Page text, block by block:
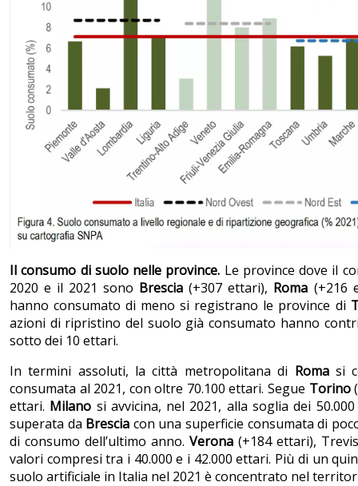
Il consumo di suolo nelle province. Le province dove il
2020 e il 2021 sono Brescia(+307 ettari), Roma (+216
hanno consumato di meno si registrano le province di
azioni di ripristino del suolo già consumato hanno
sotto dei 10 ettari.
In termini assoluti, la città metropolitana di Roma si
consumata al 2021, con oltre 70.100 ettari. Segue Torino
ettari. Milano si avvicina, nel 2021, alla soglia dei
superata da Brescia con una superficie consumata di
di consumo dell’ultimo anno. Verona (+184 ettari),
valori compresi tra i 40.000 e i 42.000 ettari. Più di un
suolo artificiale in Italia nel 2021 è concentrato nel